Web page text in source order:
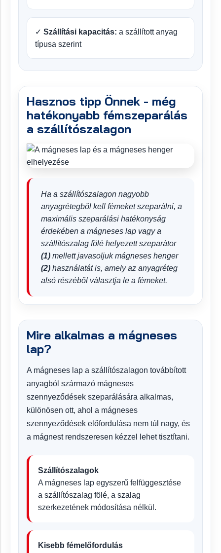
✓ Szállítási kapacitás: a szállított anyag
típusa szerint
Hasznos tipp Önnek - még
hatékonyabb fémszeparálás
a szállítószalagon
Ha a szállítószalagon nagyobb
anyagrétegből kell fémeket szeparálni, a
maximális szeparálási hatékonyság
érdekében a mágneses lap vagy a
szállítószalag fölé helyezett szeparátor
(1) mellett javasoljuk mágneses henger
(2) használatát is, amely az anyagréteg
alsó részéből választja le a fémeket.
Mire alkalmas a mágneses
lap?
A mágneses lap a szállítószalagon továbbított
anyagból származó mágneses
szennyeződések szeparálására alkalmas,
különösen ott, ahol a mágneses
szennyeződések előfordulása nem túl nagy, és
a mágnest rendszeresen kézzel lehet tisztítani.
Szállítószalagok
A mágneses lap egyszerű felfüggesztése
a szállítószalag fölé, a szalag
szerkezetének módosítása nélkül.
Kisebb fémelőfordulás